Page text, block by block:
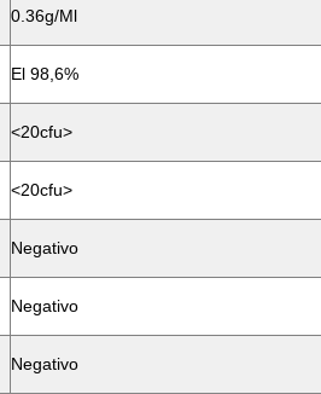
0.36g/ml
El 98,6%
<20cfu>
<20cfu>
Negativo
Negativo
Negativo